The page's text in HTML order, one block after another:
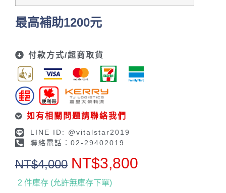
最高補助1200元
付款方式/超商取貨
如有相關問題請聯絡我們
LINE ID: @vitalstar2019
聯絡電話：02-29402019
NT$4,000 NT$3,800
2 件庫存 (允許無庫存下單)